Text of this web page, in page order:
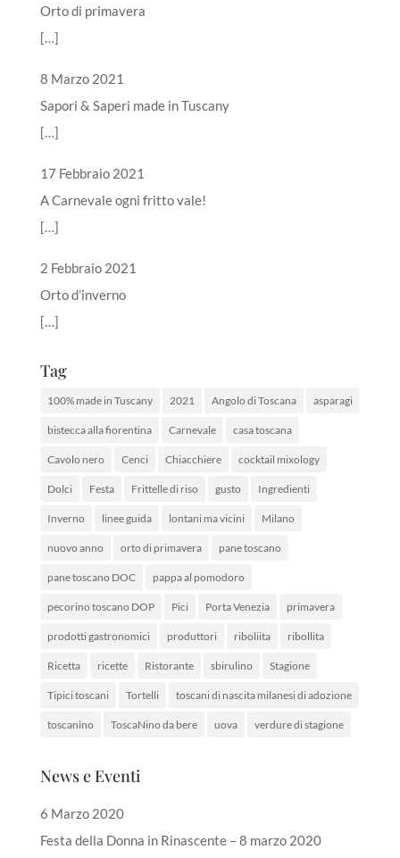
Orto di primavera
[…]
8 Marzo 2021
Sapori & Saperi made in Tuscany
[…]
17 Febbraio 2021
A Carnevale ogni fritto vale!
[…]
2 Febbraio 2021
Orto d’inverno
[…]
Tag
100% made in Tuscany 2021 Angolo di Toscana asparagi
bistecca alla fiorentina Carnevale casa toscana
Cavolo nero Cenci Chiacchiere cocktail mixology
Dolci Festa Frittelle di riso gusto Ingredienti
Inverno linee guida lontani ma vicini Milano
nuovo anno orto di primavera pane toscano
pane toscano DOC pappa al pomodoro
pecorino toscano DOP Pici Porta Venezia primavera
prodotti gastronomici produttori riboliita ribollita
Ricetta ricette Ristorante sbirulino Stagione
Tipici toscani Tortelli toscani di nascita milanesi di adozione
toscanino ToscaNino da bere uova verdure di stagione
News e Eventi
6 Marzo 2020
Festa della Donna in Rinascente – 8 marzo 2020